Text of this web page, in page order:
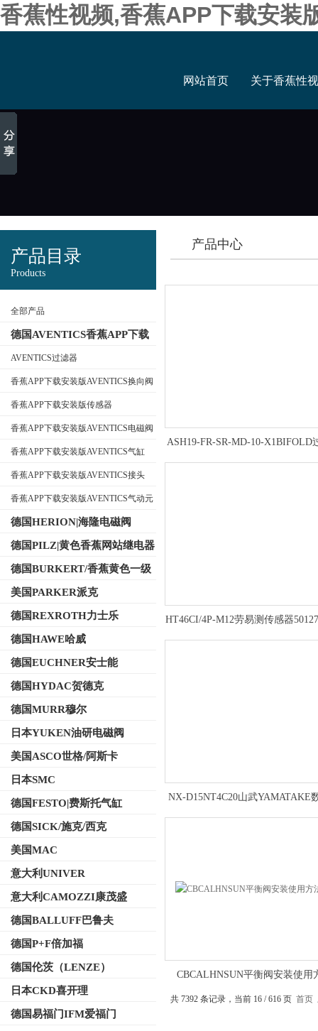
香蕉性视频,香蕉APP下载安装
网站首页 关于香蕉性
产品目录
Products
全部产品
德国AVENTICS香蕉APP下载
安装版
AVENTICS过滤器
香蕉APP下载安装版AVENTICS换向阀
香蕉APP下载安装版传感器
香蕉APP下载安装版AVENTICS电磁阀
香蕉APP下载安装版AVENTICS气缸
香蕉APP下载安装版AVENTICS接头
香蕉APP下载安装版AVENTICS气动元
德国HERION|海隆电磁阀
德国PILZ|黄色香蕉网站继电器
德国BURKERT/香蕉黄色一级
视频电磁阀
美国PARKER派克
德国REXROTH力士乐
德国HAWE哈威
德国EUCHNER安士能
德国HYDAC贺德克
德国MURR穆尔
日本YUKEN油研电磁阀
美国ASCO世格/阿斯卡
日本SMC
德国FESTO|费斯托气缸
德国SICK/施克/西克
美国MAC
意大利UNIVER
意大利CAMOZZI康茂盛
德国BALLUFF巴鲁夫
德国P+F倍加福
德国伦茨（LENZE）
日本CKD喜开理
德国易福门IFM爱福门
产品中心
ASH19-FR-SR-MD-10-X1BIFOLD
HT46CI/4P-M12劳易测传感器
NX-D15NT4C20山武YAMATAKE
CBCALHNSUN平衡阀安装使用
共 7392 条记录，当前 16 / 616 页 首页